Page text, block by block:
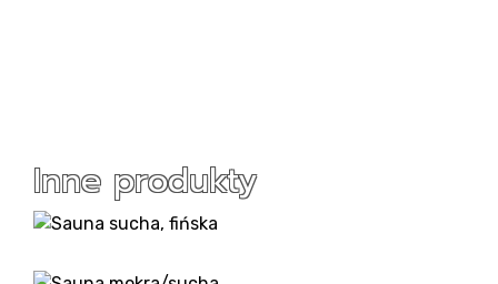
Inne produkty